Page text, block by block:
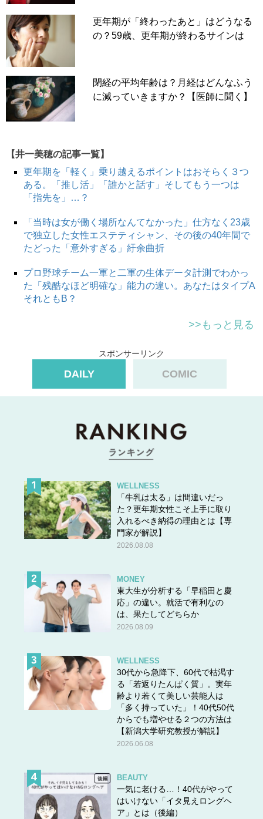
更年期が「終わったあと」はどうなる
の？59歳、更年期が終わるサインは
閉経の平均年齢は？月経はどんなふう
に減っていきますか？【医師に聞く】
【井一美穂の記事一覧】
更年期を「軽く」乗り越えるポイントはおそらく３つ
ある。「推し活」「誰かと話す」そしてもう一つは
「指先を」…？
「当時は女が働く場所なんてなかった」仕方なく23歳
で独立した女性エステティシャン、その後の40年間で
たどった「意外すぎる」紆余曲折
プロ野球チーム一軍と二軍の生体データ計測でわかっ
た「残酷なほど明確な」能力の違い。あなたはタイプA
それともB？
>>もっと見る
スポンサーリンク
DAILY COMIC
WELLNESS
「牛乳は太る」は間違いだっ
た？更年期女性こそ上手に取り
入れるべき納得の理由とは【専
門家が解説】
2026.08.08
MONEY
東大生が分析する「早稲田と慶
応」の違い。就活で有利なの
は、果たしてどちらか
2026.08.09
WELLNESS
30代から急降下、60代で枯渇す
る「若返りたんぱく質」。実年
齢より若くて美しい芸能人は
「多く持っていた」！40代50代
からでも増やせる２つの方法は
【新潟大学研究教授が解説】
2026.06.08
BEAUTY
一気に老ける…！40代がやって
はいけない「イタ見えロングヘ
ア」とは（後編）